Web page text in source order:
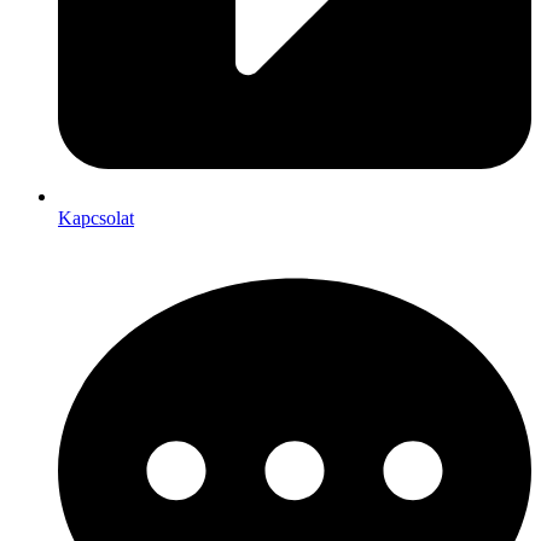
Kapcsolat